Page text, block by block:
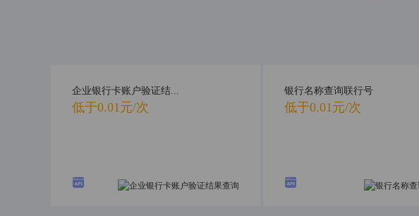
企业银行卡账户验证结...
低于0.01元/次
银行名称查询联行号
低于0.01元/次